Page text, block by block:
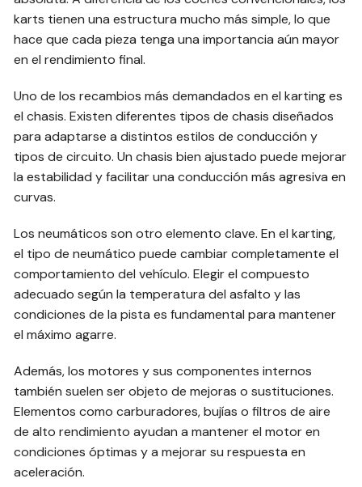
karts tienen una estructura mucho más simple, lo que
hace que cada pieza tenga una importancia aún mayor
en el rendimiento final.
Uno de los recambios más demandados en el karting es
el chasis. Existen diferentes tipos de chasis diseñados
para adaptarse a distintos estilos de conducción y
tipos de circuito. Un chasis bien ajustado puede mejorar
la estabilidad y facilitar una conducción más agresiva en
curvas.
Los neumáticos son otro elemento clave. En el karting,
el tipo de neumático puede cambiar completamente el
comportamiento del vehículo. Elegir el compuesto
adecuado según la temperatura del asfalto y las
condiciones de la pista es fundamental para mantener
el máximo agarre.
Además, los motores y sus componentes internos
también suelen ser objeto de mejoras o sustituciones.
Elementos como carburadores, bujías o filtros de aire
de alto rendimiento ayudan a mantener el motor en
condiciones óptimas y a mejorar su respuesta en
aceleración.